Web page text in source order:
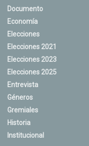
Documento
Economía
Elecciones
Elecciones 2021
Elecciones 2023
Elecciones 2025
Entrevista
Géneros
Gremiales
Historia
Institucional